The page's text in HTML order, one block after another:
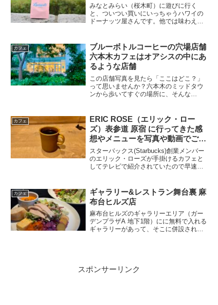
みなとみらい（桜木町）に遊びに行く
と、ついつい買いにいっちゃうハワイの
ドーナッツ屋さんです。他では味わえな
れて無くなっていたらどうしようって思
うのですが、コロナ禍でも無...
カフェ
ブルーボトルコーヒーの穴場店舗
六本木カフェはオアシスの中にあ
るような店舗
この店舗写真を見たら「ここはどこ？」
って思いませんか？六本木のミッドタウ
ンから歩いてすぐの場所に、そんな
際に庭園の中にあるような雰囲気で、手
前の池に...
カフェ
ERIC ROSE（エリック・ロー
ズ）表参道 原宿 に行ってきた感
想やメニューを写真や動画でご紹
介します
スターバックス(Starbucks)創業メンバー
のエリック・ローズが手掛けるカフェと
してテレビで紹介されていたので早速行
カンテイストなハイカロリーメニューが
紹介...
カフェ
ギャラリー&レストラン舞台裏 麻
布台ヒルズ店
麻布台ヒルズのギャラリーエリア（ガー
デンプラザA 地下1階）にに無料で入れる
ギャラリーがあって、そこに併設され
スポンサーリンク